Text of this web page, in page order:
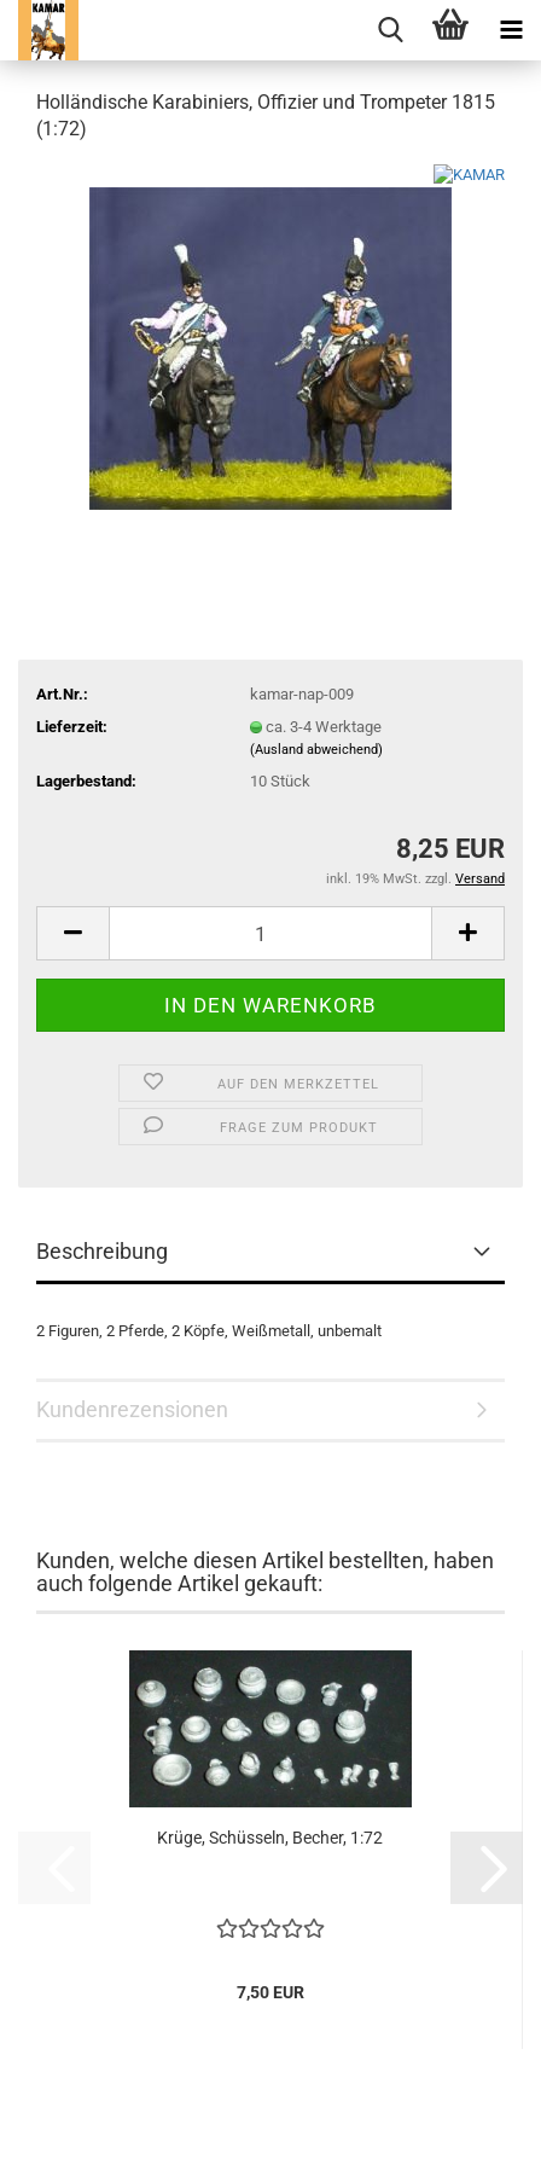
Holländische Karabiniers, Offizier und Trompeter 1815
(1:72)
Art.Nr.:
kamar-nap-009
Lieferzeit:
ca. 3-4 Werktage
(Ausland abweichend)
Lagerbestand: 10 Stück
8,25 EUR
inkl. 19% MwSt. zzgl. Versand
AUF DEN MERKZETTEL
FRAGE ZUM PRODUKT
Beschreibung
2 Figuren, 2 Pferde, 2 Köpfe, Weißmetall, unbemalt
Kundenrezensionen
Kunden, welche diesen Artikel bestellten, haben
auch folgende Artikel gekauft:
Krüge, Schüsseln, Becher, 1:72
7,50 EUR